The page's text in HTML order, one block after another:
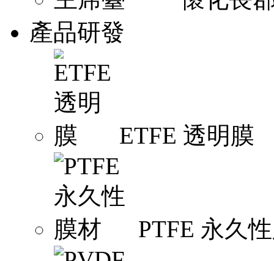
產品研發
ETFE 透明膜
PTFE 永久